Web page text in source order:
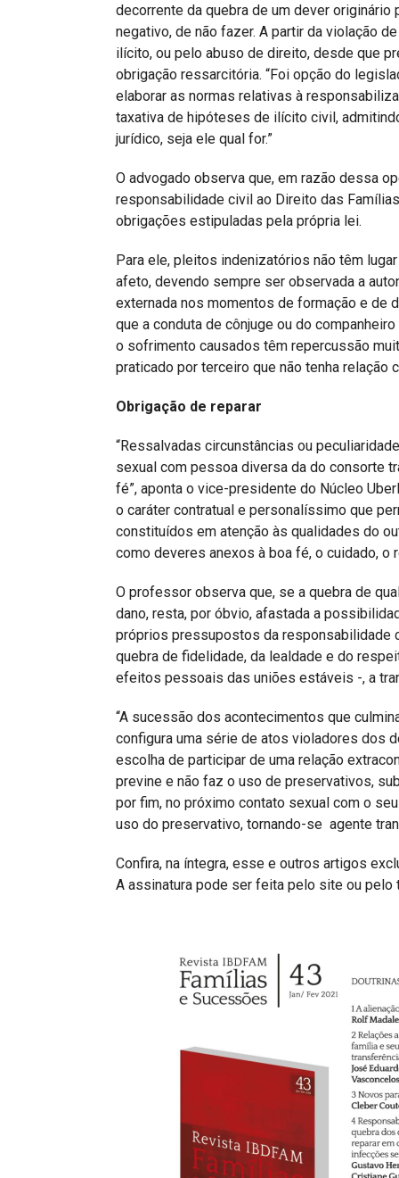
decorrente da quebra de um dever
negativo, de não fazer. A partir da violação
ilícito, ou pelo abuso de direito, desde que
obrigação ressarcitória. “Foi opção do
elaborar as normas relativas à
taxativa de hipóteses de ilícito civil,
jurídico, seja ele qual for.”
O advogado observa que, em razão dessa
responsabilidade civil ao Direito das
obrigações estipuladas pela própria lei.
Para ele, pleitos indenizatórios não têm
afeto, devendo sempre ser observada a
externada nos momentos de formação e de
que a conduta de cônjuge ou do
o sofrimento causados têm repercussão
praticado por terceiro que não tenha
Obrigação de reparar
“Ressalvadas circunstâncias ou
sexual com pessoa diversa da do consorte
fé”, aponta o vice-presidente do Núcleo
o caráter contratual e personalíssimo que
constituídos em atenção às qualidades do
como deveres anexos à boa fé, o cuidado, o
O professor observa que, se a quebra de
dano, resta, por óbvio, afastada a
próprios pressupostos da responsabilidade
quebra de fidelidade, da lealdade e do
efeitos pessoais das uniões estáveis -, a
“A sucessão dos acontecimentos que
configura uma série de atos violadores dos
escolha de participar de uma relação
previne e não faz o uso de preservativos,
por fim, no próximo contato sexual com o
uso do preservativo, tornando-se agente
Confira, na íntegra, esse e outros artigos
A assinatura pode ser feita pelo site ou